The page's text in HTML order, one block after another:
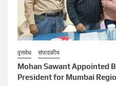
वृत्तवेध संपादकीय
Mohan Sawant Appointed
President for Mumbai